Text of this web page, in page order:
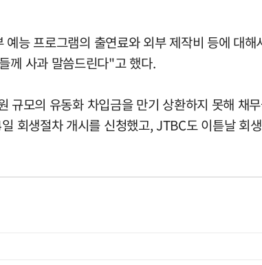
능 프로그램의 출연료와 외부 제작비 등에 대
께 사과 말씀드린다"고 했다.
모의 유동화 차입금을 만기 상환하지 못해 채
회생절차 개시를 신청했고, JTBC도 이튿날 회